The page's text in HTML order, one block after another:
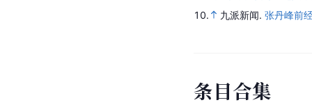
10.
九派新闻. 张丹峰前
条目合集